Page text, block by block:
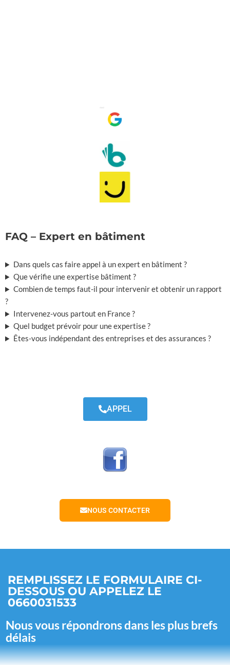
FAQ – Expert en bâtiment
Dans quels cas faire appel à un expert en bâtiment ?
Que vérifie une expertise bâtiment ?
Combien de temps faut-il pour intervenir et obtenir un rapport
?
Intervenez-vous partout en France ?
Quel budget prévoir pour une expertise ?
Êtes-vous indépendant des entreprises et des assurances ?
APPEL
NOUS CONTACTER
REMPLISSEZ LE FORMULAIRE CI-
DESSOUS OU APPELEZ LE
0660031533
Nous vous répondrons dans les plus brefs
délais